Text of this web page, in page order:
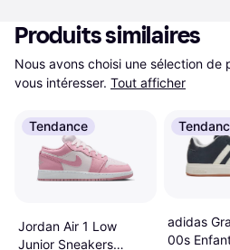
Produits similaires
Nous avons choisi une sélection de
vous intéresser. Tout afficher
Tendance
Jordan Air 1 Low
Junior Sneakers
adidas
00s